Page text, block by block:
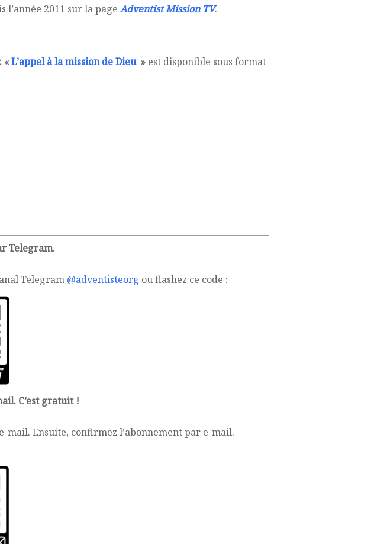
l’année 2011 sur la page Adventist Mission TV.
«L’appel à la mission de Dieu » est disponible sous format
Telegram.
Telegram @adventisteorg ou flashez ce code :
C’est gratuit !
Ensuite, confirmez l’abonnement par e-mail.